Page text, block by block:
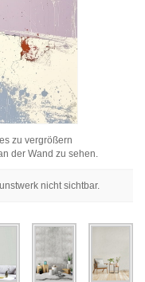
zu vergrößern
der Wand zu sehen.
nicht sichtbar.